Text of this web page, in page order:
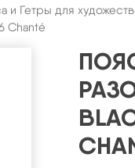
и Гетры для
Chanté